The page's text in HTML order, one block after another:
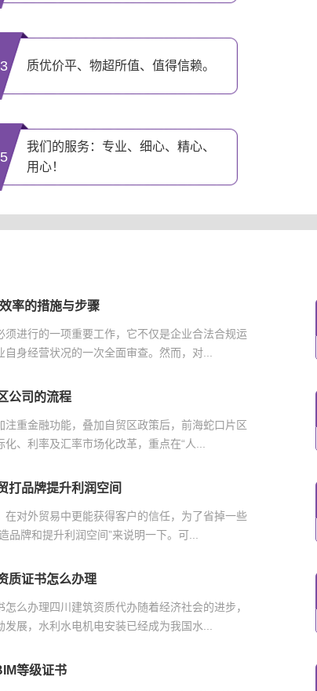
质优价平、物超所值、值得信赖。
我们的服务：专业、细心、精心、
用心！
率的措施与步骤
须进行的一项重要工作，它不仅是企业合法合规运
身经营状况的一次全面审查。然而，对...
公司的流程
注重金融功能，叠加自贸区政策后，前海蛇口片区
、利率及汇率市场化改革，重点在“人...
打品牌提升利润空间
在对外贸易中更能获得客户的信任，为了省掉一些
品牌和提升利润空间”来说明一下。可...
质证书怎么办理
怎么办理四川建筑资质代办随着经济社会的进步，
展，水利水电机电安装已经成为我国水...
等级证书